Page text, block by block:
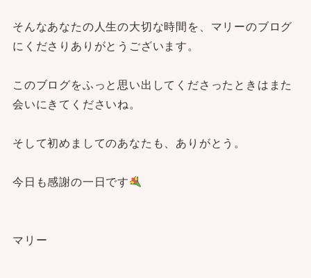
そんなあなたの人生の大切な時間を、マリーのブログ
にくださりありがとうございます。
このブログをふっと思い出してくださったときはまた
会いにきてくださいね。
そして初めましてのあなたも、ありがとう。
今日も感謝の一日です
マリー